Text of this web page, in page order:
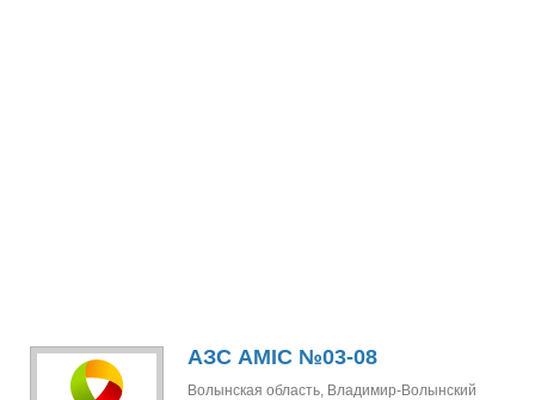
АЗС AMIC №03-08
Волынская область, Владимир-Волынский